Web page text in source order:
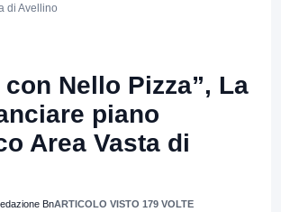
di Avellino
con Nello Pizza”, La
piano
Area Vasta di
BnARTICOLO VISTO 179 VOLTE